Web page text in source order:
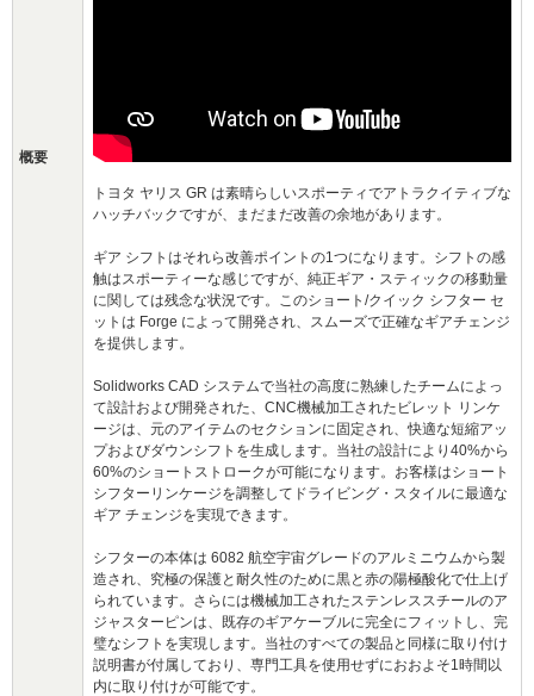
概要
トヨタ ヤリス GR は素晴らしいスポーティでアトラクイティブな
ハッチバックですが、まだまだ改善の余地があります。
ギア シフトはそれら改善ポイントの1つになります。シフトの感
触はスポーティーな感じですが、純正ギア・スティックの移動量
に関しては残念な状況です。このショート/クイック シフター セ
ットは Forge によって開発され、スムーズで正確なギアチェンジ
を提供します。
Solidworks CAD システムで当社の高度に熟練したチームによっ
て設計および開発された、CNC機械加工されたビレット リンケ
ージは、元のアイテムのセクションに固定され、快適な短縮アッ
プおよびダウンシフトを生成します。当社の設計により40%から
60%のショートストロークが可能になります。お客様はショート
シフターリンケージを調整してドライビング・スタイルに最適な
ギア チェンジを実現できます。
シフターの本体は 6082 航空宇宙グレードのアルミニウムから製
造され、究極の保護と耐久性のために黒と赤の陽極酸化で仕上げ
られています。さらには機械加工されたステンレススチールのア
ジャスターピンは、既存のギアケーブルに完全にフィットし、完
璧なシフトを実現します。当社のすべての製品と同様に取り付け
説明書が付属しており、専門工具を使用せずにおおよそ1時間以
内に取り付けが可能です。